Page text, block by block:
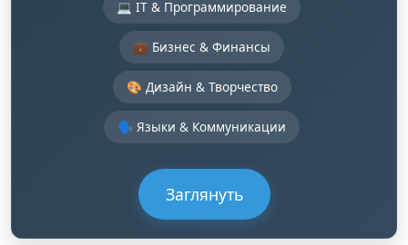
💻 IT & Программирование
💼 Бизнес & Финансы
🎨 Дизайн & Творчество
🗣️ Языки & Коммуникации
Заглянуть